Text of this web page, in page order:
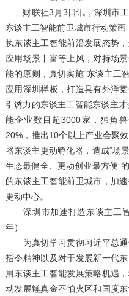
财联社3月3日讯，深圳市工
东谈主工智能前卫城市行动策
执东谈主工智能前沿发展态势
应用场景丰富等上风，对持场
能的原则，真切实施“东谈主工
应用深圳样板，打造具有外洋
引诱力的东谈主工智能东谈主
能企业数目超3000家，独角
20%，推出10个以上产业会聚
器东谈主更动孵化器，造成“场
生态最健全、更动创业最方便”
的东谈主工智能前卫城市，加
更动中心。
深圳市加速打造东谈主工智
年）
为真切学习贯彻习近平总通
指令精神以及对于发展新一代
用东谈主工智能发展策略机遇
动发展锤真金不怕火区和国度